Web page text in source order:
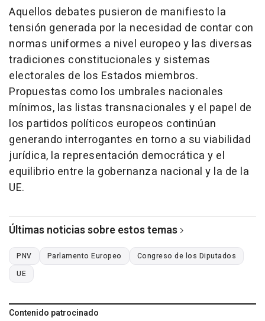
Aquellos debates pusieron de manifiesto la
tensión generada por la necesidad de contar con
normas uniformes a nivel europeo y las diversas
tradiciones constitucionales y sistemas
electorales de los Estados miembros.
Propuestas como los umbrales nacionales
mínimos, las listas transnacionales y el papel de
los partidos políticos europeos continúan
generando interrogantes en torno a su viabilidad
jurídica, la representación democrática y el
equilibrio entre la gobernanza nacional y la de la
UE.
Últimas noticias sobre estos temas
PNV Parlamento Europeo
Congreso de los Diputados
UE
Contenido patrocinado